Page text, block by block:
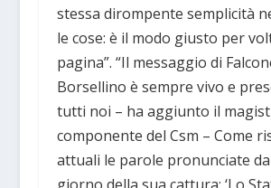
stessa dirompente semplicità
le cose: è il modo giusto per
pagina”. “Il messaggio di
Borsellino è sempre vivo e
tutti noi – ha aggiunto il
componente del Csm – Come
attuali le parole pronunciate
giorno della sua cattura: ‘Lo